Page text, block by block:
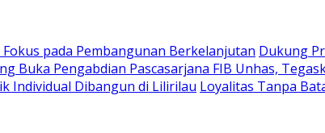
Fokus pada Pembangunan Berkelanjutan Dukung
Buka Pengabdian Pascasarjana FIB Unhas,
Individual Dibangun di Lilirilau Loyalitas Tanpa